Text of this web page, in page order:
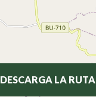
DESCARGA LA RUTA